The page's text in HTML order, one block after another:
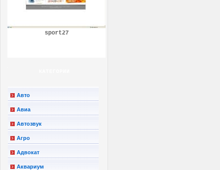
sport27
Авто
Авиа
Автозвук
Агро
Адвокат
Аквариум